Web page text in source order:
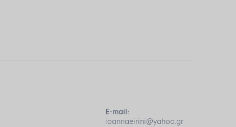
E-mail:
ioannaeirini@yahoo.gr